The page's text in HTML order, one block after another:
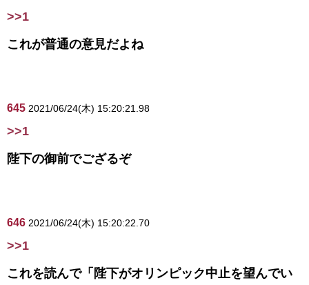
>>1
これが普通の意見だよね
645 2021/06/24(木) 15:20:21.98
>>1
陛下の御前でござるぞ
646 2021/06/24(木) 15:20:22.70
>>1
これを読んで「陛下がオリンピック中止を望んでい